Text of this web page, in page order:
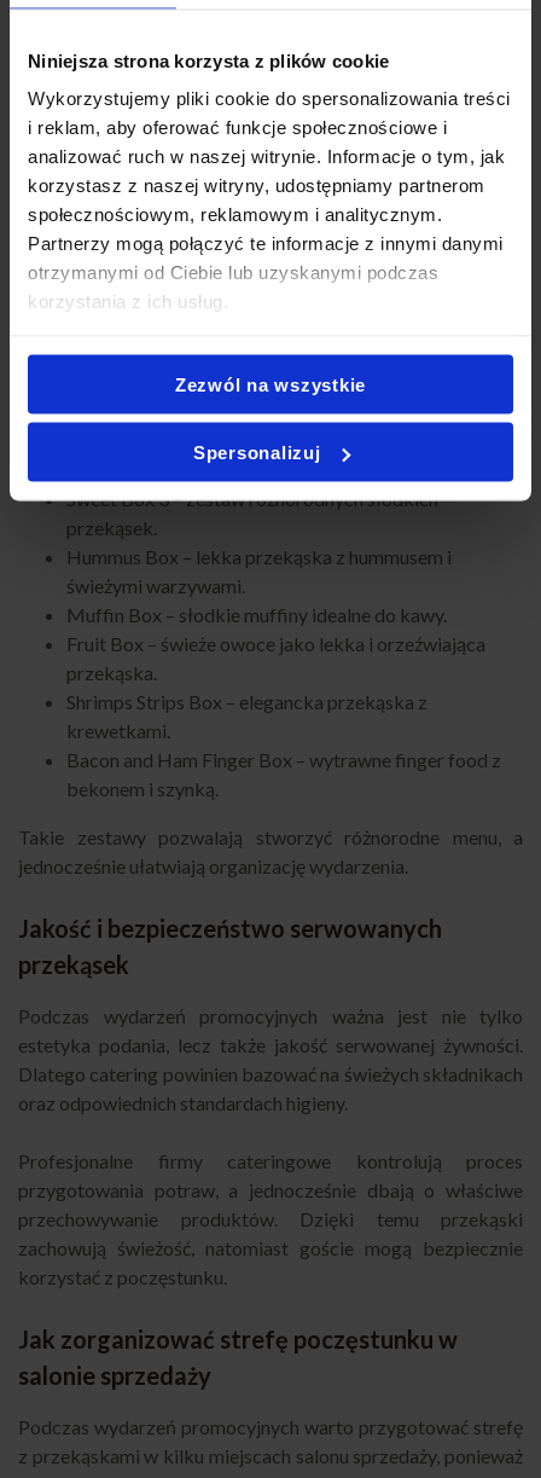
Niniejsza strona korzysta z plików cookie
Wykorzystujemy pliki cookie do spersonalizowania treści
i reklam, aby oferować funkcje społecznościowe i
analizować ruch w naszej witrynie. Informacje o tym, jak
korzystasz z naszej witryny, udostępniamy partnerom
społecznościowym, reklamowym i analitycznym.
Partnerzy mogą połączyć te informacje z innymi danymi
otrzymanymi od Ciebie lub uzyskanymi podczas
korzystania z ich usług.
Zezwól na wszystkie
Spersonalizuj
postawić na gotowe zestawy cateringowe. Dzięki nim można
szybko przygotować różnorodne menu dla gości.
Wśród propozycji, które dobrze sprawdzają się podczas
wydarzeń promocyjnych w salonach sprzedaży, znajdują się
między innymi:
Mini Salad Box L– lekkie sałatki, które wprowadzają
świeży element do menu wydarzenia.
dzięki czemu każdy gość może znaleźć coś dla siebie.
Antipasti Bowl Box– wytrawne przekąski inspirowane
kuchnią śródziemnomorską.
Mini Dessert Box
– eleganckie mini desery jako słodkie
uzupełnienie poczęstunku.
Sweet Box 3– zestaw różnorodnych słodkich
przekąsek.
Hummus Box – lekka przekąska z hummusem i
świeżymi warzywami.
Muffin Box – słodkie muffiny idealne do kawy.
Fruit Box – świeże owoce jako lekka i orzeźwiająca
przekąska.
Shrimps Strips Box – elegancka przekąska z
krewetkami.
Bacon and Ham Finger Box – wytrawne finger food z
bekonem i szynką.
Takie zestawy pozwalają stworzyć różnorodne menu, a
jednocześnie ułatwiają organizację wydarzenia.
Jakość i bezpieczeństwo serwowanych
przekąsek
Podczas wydarzeń promocyjnych ważna jest nie tylko
estetyka podania, lecz także jakość serwowanej żywności.
Dlatego catering powinien bazować na świeżych składnikach
oraz odpowiednich standardach higieny.
Profesjonalne firmy cateringowe kontrolują proces
przygotowania potraw, a jednocześnie dbają o właściwe
przechowywanie produktów. Dzięki temu przekąski
zachowują świeżość, natomiast goście mogą bezpiecznie
korzystać z poczęstunku.
Jak zorganizować strefę poczęstunku w
salonie sprzedaży
Podczas wydarzeń promocyjnych warto przygotować strefę
z przekąskami w kilku miejscach salonu sprzedaży, ponieważ